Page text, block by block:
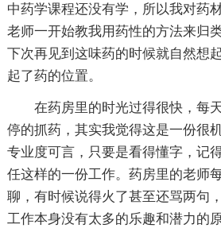
中药学课程还没有学，所以我对药
老师一开始教我用药性的方法来归
下次再见到这味药的时候就自然想
起了药的位置。
在药房里的时光过得很快，每
停的抓药，其实我觉得这是一份很
专业度可言，只要是看得懂字，记
任这样的一份工作。药房里的老师
聊，有时候说得火了甚至还骂两句
工作本身没有太多的乐趣和潜力的原